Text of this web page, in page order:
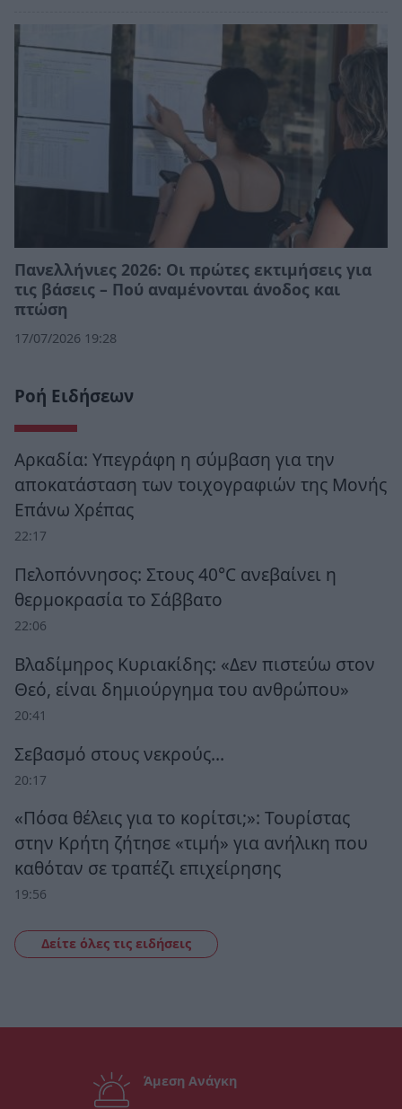
Πανελλήνιες 2026: Οι πρώτες εκτιμήσεις για
τις βάσεις – Πού αναμένονται άνοδος και
πτώση
17/07/2026 19:28
Ροή Ειδήσεων
Αρκαδία: Υπεγράφη η σύμβαση για την
αποκατάσταση των τοιχογραφιών της Μονής
Επάνω Χρέπας
22:17
Πελοπόννησος: Στους 40°C ανεβαίνει η
θερμοκρασία το Σάββατο
22:06
Βλαδίμηρος Κυριακίδης: «Δεν πιστεύω στον
Θεό, είναι δημιούργημα του ανθρώπου»
20:41
Σεβασμό στους νεκρούς…
20:17
«Πόσα θέλεις για το κορίτσι;»: Τουρίστας
στην Κρήτη ζήτησε «τιμή» για ανήλικη που
καθόταν σε τραπέζι επιχείρησης
19:56
Δείτε όλες τις ειδήσεις
Άμεση Ανάγκη